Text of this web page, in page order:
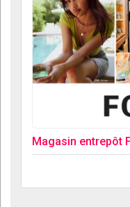
Magasin entrepôt